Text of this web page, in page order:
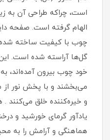
است، چراکه طراحی آن به
الهام گرفته است. صفحه
چوب با کیفیت ساخته
گل‌ها آراسته شده است.
خود چوب بیرون آمده‌اند،
می‌بخشند و با پخش نور از
و خیره‌کننده خلق می‌کنند
یادآور گرمای خورشید
هماهنگی و آرامش را به